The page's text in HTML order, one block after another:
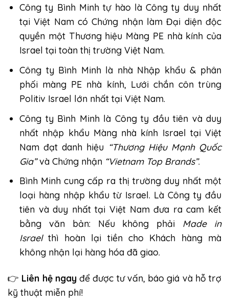
Công ty Bình Minhtự hào là Công ty duy nhất
tại Việt Nam có Chứng nhận làm Đại diện độc
quyền một Thương hiệu Màng PE nhà kính của
Israel tại toàn thị trường Việt Nam.
Công ty Bình Minh là nhà Nhập khẩu & phân
phối màng PE nhà kính, Lưới chắn côn trùng
Politiv Israel lớn nhất tại Việt Nam.
Công ty Bình Minh là Công ty đầu tiên và duy
nhất nhập khẩu Màng nhà kính Israel tại Việt
Nam đạt danh hiệu “Thương Hiệu Mạnh Quốc
Gia”và Chứng nhận “Vietnam Top Brands”.
Bình Minh cung cấp ra thị trường duy nhất một
loại hàng nhập khẩu từ Israel. Là Công ty đầu
tiên và duy nhất tại Việt Nam đưa ra cam kết
bằng văn bản: Nếu không phải Made in
Israelthì hoàn lại tiền cho Khách hàng mà
không nhận lại hàng hóa đã giao.
👉 Liên hệ ngayđể được tư vấn, báo giá và hỗ trợ
kỹ thuật miễn phí!